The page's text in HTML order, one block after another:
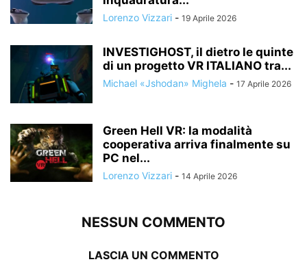
Lorenzo Vizzari - 19 Aprile 2026
INVESTIGHOST, il dietro le quinte
di un progetto VR ITALIANO tra...
Michael «Jshodan» Mighela - 17 Aprile 2026
Green Hell VR: la modalità
cooperativa arriva finalmente su
PC nel...
Lorenzo Vizzari - 14 Aprile 2026
NESSUN COMMENTO
LASCIA UN COMMENTO